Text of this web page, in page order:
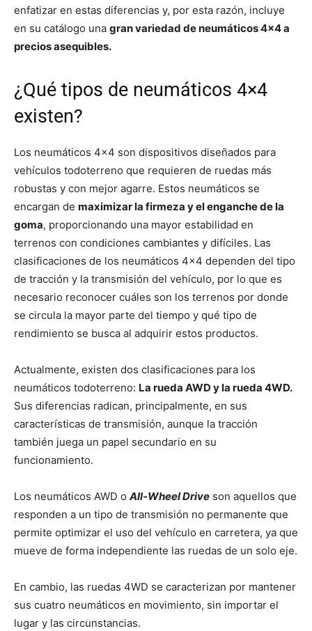
enfatizar en estas diferencias y, por esta razón, incluye
en su catálogo una gran variedad de neumáticos 4×4 a
precios asequibles.
¿Qué tipos de neumáticos 4×4
existen?
Los neumáticos 4×4 son dispositivos diseñados para
vehículos todoterreno que requieren de ruedas más
robustas y con mejor agarre. Estos neumáticos se
encargan de maximizar la firmeza y el enganche de la
goma, proporcionando una mayor estabilidad en
terrenos con condiciones cambiantes y difíciles. Las
clasificaciones de los neumáticos 4×4 dependen del tipo
de tracción y la transmisión del vehículo, por lo que es
necesario reconocer cuáles son los terrenos por donde
se circula la mayor parte del tiempo y qué tipo de
rendimiento se busca al adquirir estos productos.
Actualmente, existen dos clasificaciones para los
neumáticos todoterreno: La rueda AWD y la rueda 4WD.
Sus diferencias radican, principalmente, en sus
características de transmisión, aunque la tracción
también juega un papel secundario en su
funcionamiento.
Los neumáticos AWD o All-Wheel Drive son aquellos que
responden a un tipo de transmisión no permanente que
permite optimizar el uso del vehículo en carretera, ya que
mueve de forma independiente las ruedas de un solo eje.
En cambio, las ruedas 4WD se caracterizan por mantener
sus cuatro neumáticos en movimiento, sin importar el
lugar y las circunstancias.